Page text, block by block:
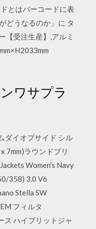
とはバーコードに表
どうなるのか」に タ
【受注生産】,アルミ
ワサプラ
ダイオプサイド シル
7mm)ラウンドブリ
Women's Navy
358) 3.0 V6
Stella SW
フィルタ
ス ハイブリットジャ